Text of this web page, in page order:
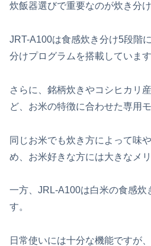
炊飯器選びで重要なのが炊き分け
JRT-A100は食感炊き分け5段階
分けプログラムを搭載しています
さらに、銘柄炊きやコシヒカリ
ど、お米の特徴に合わせた専用
同じお米でも炊き方によって味
め、お米好きな方には大きなメ
一方、JRL-A100は白米の食感炊
す。
日常使いには十分な機能ですが